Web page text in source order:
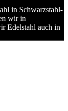
in Schwarzstahl-
wir in
Edelstahl auch in